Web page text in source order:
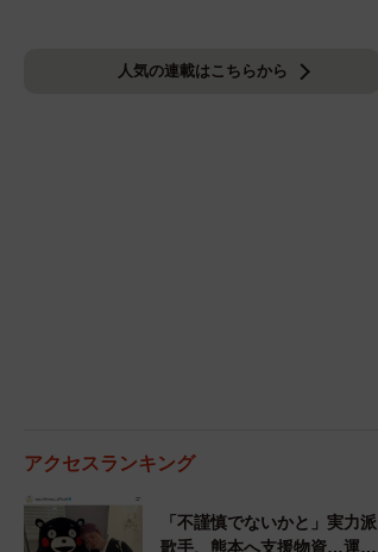
人気の連載はこちらから
アクセスランキング
「不謹慎でないかと」実力派
歌手、熊本へ支援物資…運搬